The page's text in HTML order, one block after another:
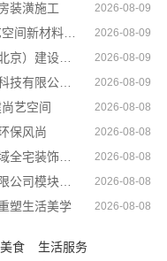
装潢施工 2026-08-09
新房家装上门量房整体落地-福建尚艺空间新材料科技有限公司 2026-08-09
卧室全包装修智能家居，中蓝建投（北京）建设有限公司武功分公司 2026-08-09
南湖区装修家居专业，嘉兴家美建材科技有限公司品质保障 2026-08-09
艺空间 2026-08-08
保风尚 2026-08-08
靠谱全屋装修公司多少钱咨询南通宏域全宅装饰建材有限公司 2026-08-08
永年全屋装饰邯郸至臻全宅新材料有限公司模块化拼装 2026-08-08
塑生活美学 2026-08-08
食
生活服务